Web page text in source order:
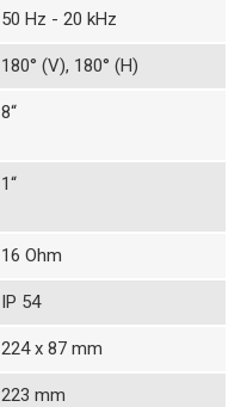
50 Hz - 20 kHz
180° (V), 180° (H)
8“
1“
16 Ohm
IP 54
224 x 87 mm
223 mm